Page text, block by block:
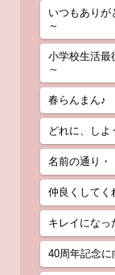
いつもあり
～
小学校生活
～
春らんまん
どれに、し
名前の通り
仲良くして
キレイになっ
40周年記念